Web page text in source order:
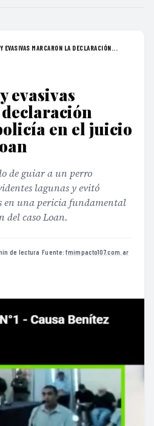
EVASIVAS MARCARON LA DECLARACIÓN...
evasivas
en el juicio
de guiar a un perro
lagunas y evitó
en una pericia fundamental
del caso Loan.
de lectura ·Fuente:fmimpacto107.com.ar